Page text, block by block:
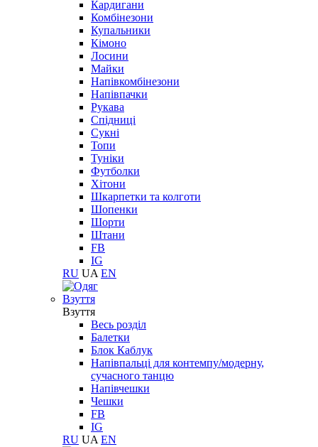
Кардигани
Комбінезони
Купальники
Кімоно
Лосини
Майки
Напівкомбінезони
Напівпачки
Рукава
Спідниці
Сукні
Топи
Туніки
Футболки
Хітони
Шкарпетки та колготи
Шопенки
Шорти
Штани
FB
IG
RU UA EN
Взуття
Взуття
Весь розділ
Балетки
Блок Каблук
Напівпальці для контемпу/модерну,
сучасного танцю
Напівчешки
Чешки
FB
IG
RU UA EN